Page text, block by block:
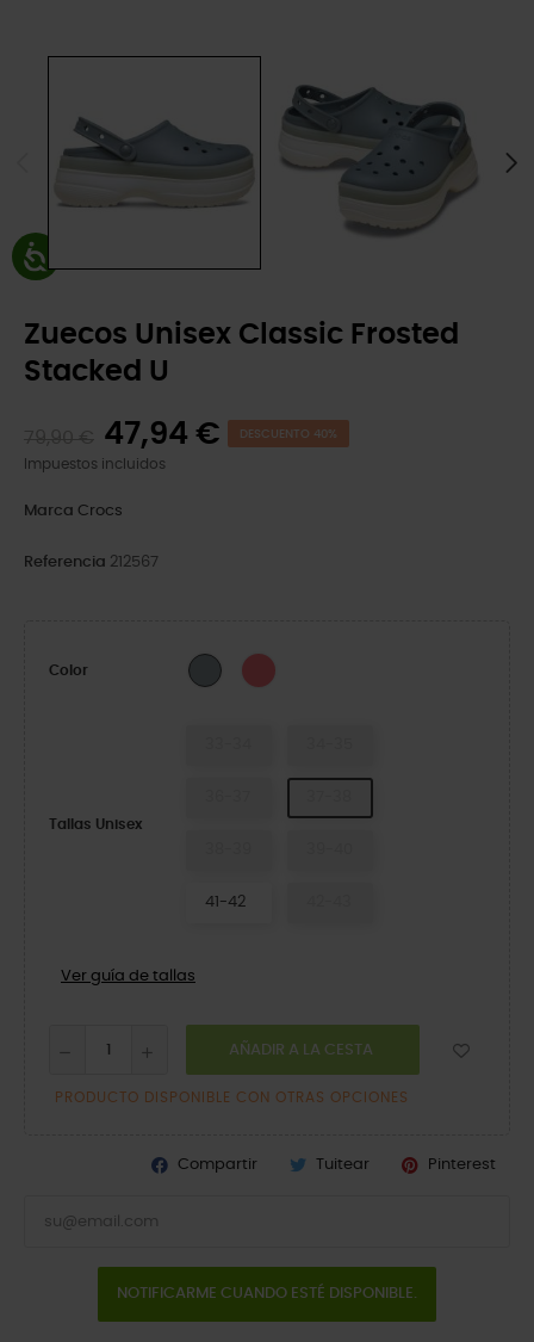
Zuecos Unisex Classic Frosted
Stacked U
47,94 € DESCUENTO 40%
Impuestos incluidos
Marca Crocs
Referencia 212567
Color ConcreteGuava
Tallas Unisex
41-42
Ver guía de tallas
AÑADIR A LA CESTA
PRODUCTO DISPONIBLE CON OTRAS OPCIONES
Compartir Tuitear Pinterest
NOTIFICARME CUANDO ESTÉ DISPONIBLE.